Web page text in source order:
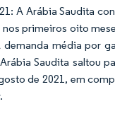
A Arábia Saudita
primeiros oito
demanda média por
Saudita saltou
de 2021, em